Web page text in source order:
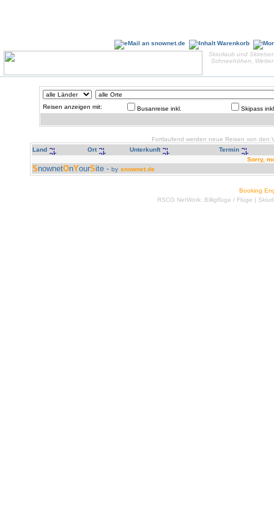
Skiurlaub und
Schneehöhen,
Reisen anzeigen mit: Busanreise inkl. Skipass
Fortlaufend werden neue Reisen von den
Land
Ort Unterkunft
Termin
Sorry,
SnownetOnYourSite - by snownet.de
Booking
RSCG NetWork: Billigflüge / Flüge |